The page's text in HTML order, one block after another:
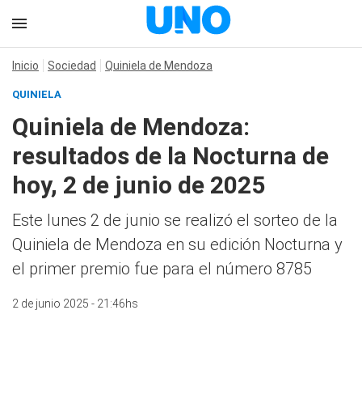
Inicio Sociedad Quiniela de Mendoza
QUINIELA
Quiniela de Mendoza:
resultados de la Nocturna de
hoy, 2 de junio de 2025
Este lunes 2 de junio se realizó el sorteo de la
Quiniela de Mendoza en su edición Nocturna y
el primer premio fue para el número 8785
2 de junio 2025 - 21:46hs